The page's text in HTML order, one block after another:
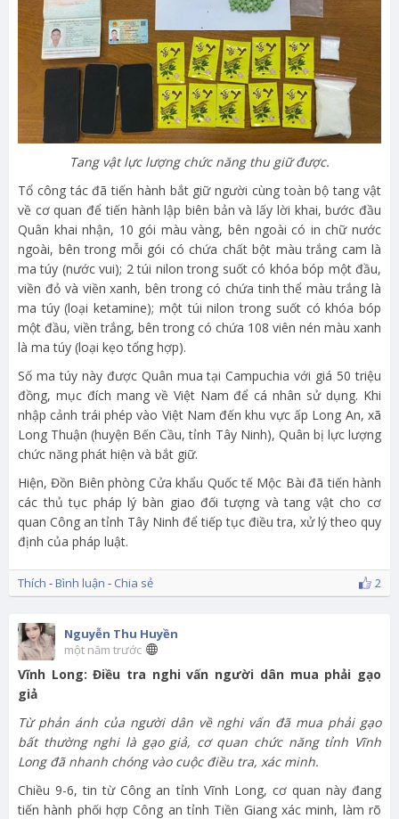
Tang vật lực lượng chức năng thu giữ được.
Tổ công tác đã tiến hành bắt giữ người cùng toàn bộ tang vật
về cơ quan để tiến hành lập biên bản và lấy lời khai, bước đầu
Quân khai nhận, 10 gói màu vàng, bên ngoài có in chữ nước
ngoài, bên trong mỗi gói có chứa chất bột màu trắng cam là
ma túy (nước vui); 2 túi nilon trong suốt có khóa bóp một đầu,
viền đỏ và viền xanh, bên trong có chứa tinh thể màu trắng là
ma túy (loại ketamine); một túi nilon trong suốt có khóa bóp
một đầu, viền trắng, bên trong có chứa 108 viên nén màu xanh
là ma túy (loại kẹo tổng hợp).
Số ma túy này được Quân mua tại Campuchia với giá 50 triệu
đồng, mục đích mang về Việt Nam để cá nhân sử dụng. Khi
nhập cảnh trái phép vào Việt Nam đến khu vực ấp Long An, xã
Long Thuận (huyện Bến Cầu, tỉnh Tây Ninh), Quân bị lực lượng
chức năng phát hiện và bắt giữ.
Hiện, Đồn Biên phòng Cửa khẩu Quốc tế Mộc Bài đã tiến hành
các thủ tục pháp lý bàn giao đối tượng và tang vật cho cơ
quan Công an tỉnh Tây Ninh để tiếp tục điều tra, xử lý theo quy
định của pháp luật.
Thích -Bình luận - Chia sẻ 2
Nguyễn Thu Huyền
một năm trước
Vĩnh Long: Điều tra nghi vấn người dân mua phải gạo
giả
Từ phản ánh của người dân về nghi vấn đã mua phải gạo
bất thường nghi là gạo giả, cơ quan chức năng tỉnh Vĩnh
Long đã nhanh chóng vào cuộc điều tra, xác minh.
Chiều 9-6, tin từ Công an tỉnh Vĩnh Long, cơ quan này đang
tiến hành phối hợp Công an tỉnh Tiền Giang xác minh, làm rõ